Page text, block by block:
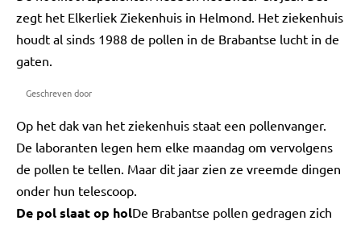
zegt het Elkerliek Ziekenhuis in Helmond. Het ziekenhuis
houdt al sinds 1988 de pollen in de Brabantse lucht in de
gaten.
Geschreven door
Op het dak van het ziekenhuis staat een pollenvanger.
De laboranten legen hem elke maandag om vervolgens
de pollen te tellen. Maar dit jaar zien ze vreemde dingen
onder hun telescoop.
De pol slaat op holDe Brabantse pollen gedragen zich